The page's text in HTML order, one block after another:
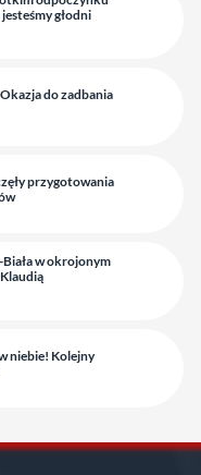
głodni
do zadbania
przygotowania
w okrojonym
niebie! Kolejny